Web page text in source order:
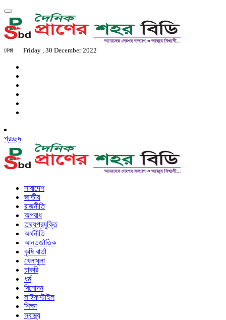
ঢাকা Friday , 30 December 2022
প্রচ্ছদ
সারাদেশ
জাতীয়
রাজনীতি
অপরাধ
তথ্যপ্রযুক্তি
অর্থনীতি
আন্তর্জাতিক
কৃষি বার্তা
খেলাধুলা
চাকরি
ধর্ম
বিনোদন
লাইফস্টাইল
শিক্ষা
স্বাস্থ্য